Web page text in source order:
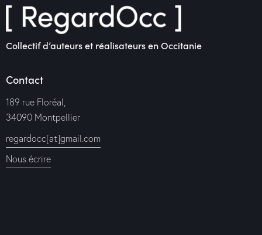
Collectif d’auteurs et réalisateurs en Occitanie
Contact
189 rue Floréal,
34090 Montpellier
regardocc[at]gmail.com
Nous écrire